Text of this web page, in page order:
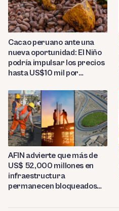
Cacao peruano ante una
nueva oportunidad: El Niño
podría impulsar los precios
hasta US$10 mil por
AFIN advierte que más de
US$ 52,000 millones en
infraestructura
permanecen bloqueados